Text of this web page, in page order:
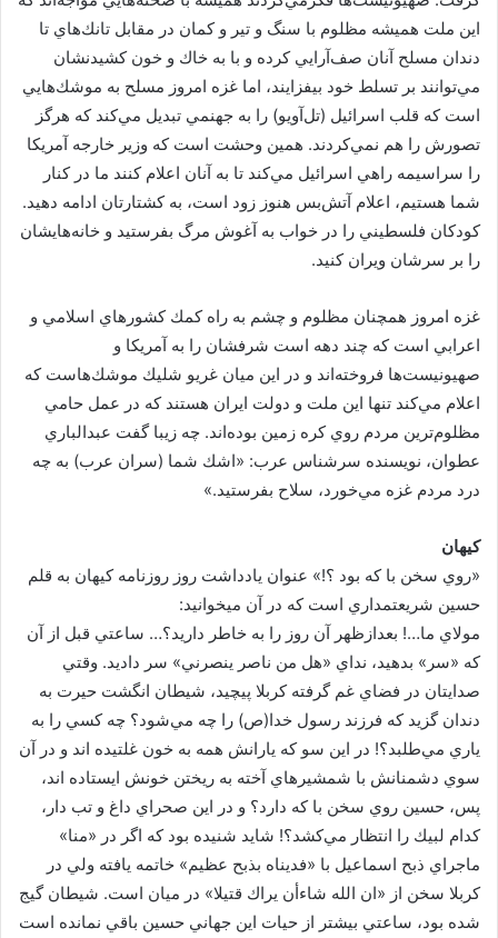
اين ملت هميشه مظلوم با سنگ و تير و كمان در مقابل تانك‌هاي تا
دندان مسلح آنان صف‌آرايي كرده و با به خاك و خون كشيدنشان
مي‌توانند بر تسلط خود بيفزايند، اما غزه امروز مسلح به موشك‌هايي
است كه قلب اسرائيل (تل‌آويو) را به جهنمي تبديل مي‌كند كه هرگز
تصورش را هم نمي‌كردند. همين وحشت است كه وزير خارجه آمريكا
را سراسيمه راهي اسرائيل مي‌كند تا به آنان اعلام كنند ما در كنار
شما هستيم، اعلام آتش‌بس هنوز زود است، به كشتارتان ادامه دهيد.
كودكان فلسطيني را در خواب به آغوش مرگ بفرستيد و خانه‌هايشان
را بر سرشان ويران كنيد.
غزه امروز همچنان مظلوم و چشم به راه كمك كشورهاي اسلامي و
اعرابي است كه چند دهه است شرفشان را به ‌آمريكا و
صهيونيست‌ها فروخته‌اند و در اين ميان غريو شليك موشك‌هاست كه
اعلام مي‌كند تنها اين ملت و دولت ايران هستند كه در عمل حامي
مظلوم‌ترين مردم روي كره زمين بوده‌اند. چه زيبا گفت عبدالباري
عطوان، نويسنده سرشناس عرب: «اشك شما (سران عرب) به چه
درد مردم غزه مي‌خورد، سلاح بفرستيد.»
كيهان
«روي سخن با كه بود ؟!» عنوان يادداشت روز روزنامه كيهان به قلم
حسين شريعتمداري است كه در آن ميخوانيد:
مولاي ما…! بعدازظهر آن روز را به خاطر داريد؟… ساعتي قبل از آن
كه «سر» بدهيد، نداي «هل من ناصر ينصرني» سر داديد. وقتي
صدايتان در فضاي غم گرفته كربلا پيچيد، شيطان انگشت حيرت به
دندان گزيد كه فرزند رسول خدا(ص) را چه مي‌شود؟ چه كسي را به
ياري مي‌طلبد؟! در اين سو كه يارانش همه به خون غلتيده اند و در آن
سوي دشمنانش با شمشيرهاي آخته به ريختن خونش ايستاده اند،
پس، حسين روي سخن با كه دارد؟ و در اين صحراي داغ و تب دار،
كدام لبيك را انتظار مي‌كشد؟! شايد شنيده بود كه اگر در «منا»
ماجراي ذبح اسماعيل با «فديناه بذبح عظيم» خاتمه يافته ولي در
كربلا سخن از «ان الله شاءأن يراك قتيلا» در ميان است. شيطان گيج
شده بود، ساعتي بيشتر از حيات اين جهاني حسين باقي نمانده است